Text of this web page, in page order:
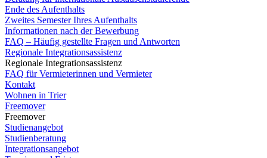
Ende des Aufenthalts
Zweites Semester Ihres Aufenthalts
Informationen nach der Bewerbung
FAQ – Häufig gestellte Fragen und Antworten
Regionale Integrationsassistenz
Regionale Integrationsassistenz
FAQ für Vermieterinnen und Vermieter
Kontakt
Wohnen in Trier
Freemover
Freemover
Studienangebot
Studienberatung
Integrationsangebot